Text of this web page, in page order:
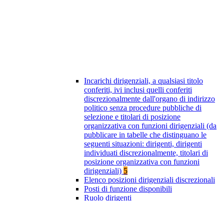
Incarichi dirigenziali, a qualsiasi titolo
conferiti, ivi inclusi quelli conferiti
discrezionalmente dall'organo di indirizzo
politico senza procedure pubbliche di
selezione e titolari di posizione
organizzativa con funzioni dirigenziali (da
pubblicare in tabelle che distinguano le
seguenti situazioni: dirigenti, dirigenti
individuati discrezionalmente, titolari di
posizione organizzativa con funzioni
dirigenziali) 5
Elenco posizioni dirigenziali discrezionali
Posti di funzione disponibili
Ruolo dirigenti